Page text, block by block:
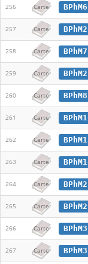
256 Carte BPhM6
257 Carte
258 Carte BPhM7
259 Carte
260 Carte
261 Carte
262 Carte
263 Carte
264 Carte
265 Carte
266 Carte
267 Carte